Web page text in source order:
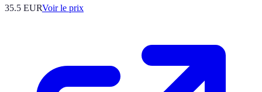
35.5 EURVoir le prix